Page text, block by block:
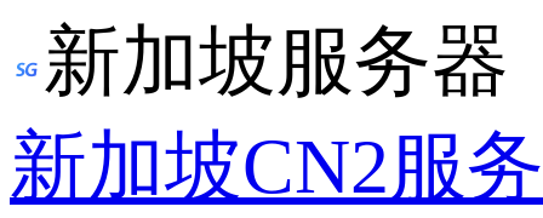
新加坡服务器
新加坡CN2服